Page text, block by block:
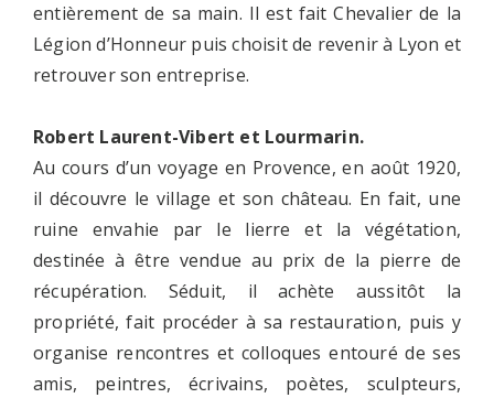
entièrement de sa main. Il est fait Chevalier de la
Légion d’Honneur puis choisit de revenir à Lyon et
retrouver son entreprise.
Robert Laurent-Vibert et Lourmarin.
Au cours d’un voyage en Provence, en août 1920,
il découvre le village et son château. En fait, une
ruine envahie par le lierre et la végétation,
destinée à être vendue au prix de la pierre de
récupération. Séduit, il achète aussitôt la
propriété, fait procéder à sa restauration, puis y
organise rencontres et colloques entouré de ses
amis, peintres, écrivains, poètes, sculpteurs,